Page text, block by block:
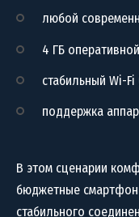
любой
4 ГБ
стабильный Wi-
поддержка
В этом сценарии
бюджетные
стабильного